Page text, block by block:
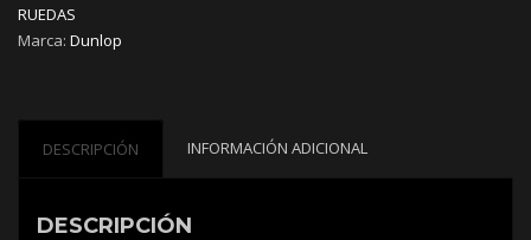
RUEDAS
Marca: Dunlop
DESCRIPCIÓN INFORMACIÓN ADICIONAL
DESCRIPCIÓN